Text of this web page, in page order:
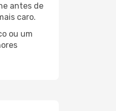
antes de
caro.
ou um